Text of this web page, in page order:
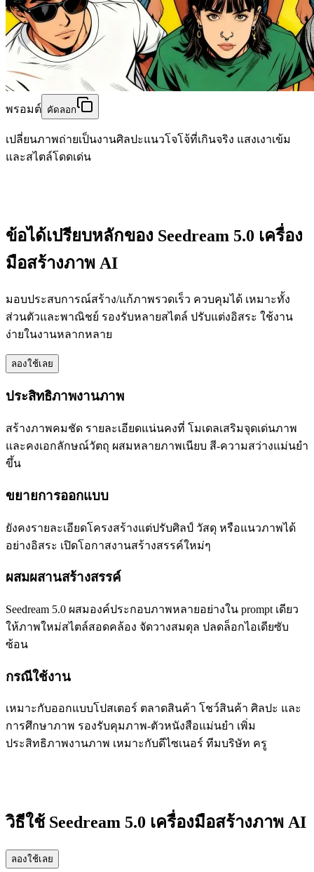
พรอมต์ คัดลอก
เปลี่ยนภาพถ่ายเป็นงานศิลปะแนวโจโจ้ที่เกินจริง แสงเงาเข้ม
และสไตล์โดดเด่น
ข้อได้เปรียบหลักของ Seedream 5.0 เครื่อง
มือสร้างภาพ AI
มอบประสบการณ์สร้าง/แก้ภาพรวดเร็ว ควบคุมได้ เหมาะทั้ง
ส่วนตัวและพาณิชย์ รองรับหลายสไตล์ ปรับแต่งอิสระ ใช้งาน
ง่ายในงานหลากหลาย
ลองใช้เลย
ประสิทธิภาพงานภาพ
สร้างภาพคมชัด รายละเอียดแน่นคงที่ โมเดลเสริมจุดเด่นภาพ
และคงเอกลักษณ์วัตถุ ผสมหลายภาพเนียบ สี-ความสว่างแม่นยำ
ขึ้น
ขยายการออกแบบ
ยังคงรายละเอียดโครงสร้างแต่ปรับศิลป์ วัสดุ หรือแนวภาพได้
อย่างอิสระ เปิดโอกาสงานสร้างสรรค์ใหม่ๆ
ผสมผสานสร้างสรรค์
Seedream 5.0 ผสมองค์ประกอบภาพหลายอย่างใน prompt เดียว
ให้ภาพใหม่สไตล์สอดคล้อง จัดวางสมดุล ปลดล็อกไอเดียซับ
ซ้อน
กรณีใช้งาน
เหมาะกับออกแบบโปสเตอร์ ตลาดสินค้า โชว์สินค้า ศิลปะ และ
การศึกษาภาพ รองรับคุมภาพ-ตัวหนังสือแม่นยำ เพิ่ม
ประสิทธิภาพงานภาพ เหมาะกับดีไซเนอร์ ทีมบริษัท ครู
วิธีใช้ Seedream 5.0 เครื่องมือสร้างภาพ AI
ลองใช้เลย